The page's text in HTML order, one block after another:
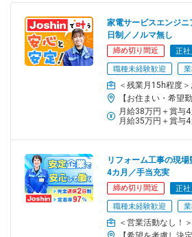
※月9万円手当で収入を上げている社員も
◎残業月15時間程度
1件1件丁寧に対応し、お客さまから「あ
＼未経験からしっかり育成！／
【まずは】 研修＋配送サポーターとして
研修施設で家電製品の運び方のコツや配
が運転するトラックにアシスタントとし
搬入・設置、説明を担当し、はじめは運
に知識を身に着けていただくことが可能
【慣れてきたら…】チーフドライバーへ！
家電サービスエンジ
日制／ノルマ無し
締め切り間近 正社
職種未経験歓迎
月給35万円＋賞与4カ月→
リフォーム工事の現
4カ月／手当充実
締め切り間近 正社
職種未経験歓迎